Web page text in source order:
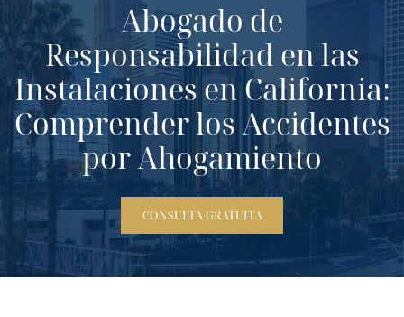
Abogado de
Responsabilidad en las
Instalaciones en California:
Comprender los Accidentes
por Ahogamiento
CONSULTA GRATUITA